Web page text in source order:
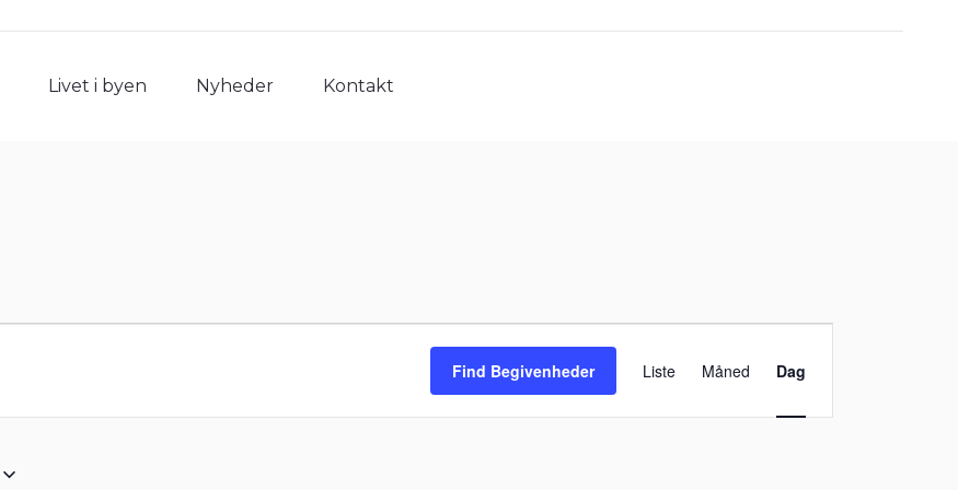
Livet i byen Nyheder Kontakt
Find Begivenheder
Navigation
Liste Måned Dag
Livet i byen Nyheder Kontakt